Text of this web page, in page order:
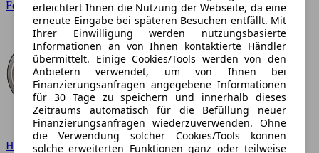
Ford
Hyundai
erleichtert Ihnen die Nutzung der Webseite, da eine
erneute Eingabe bei späteren Besuchen entfällt. Mit
Ihrer Einwilligung werden nutzungsbasierte
Informationen an von Ihnen kontaktierte Händler
übermittelt. Einige Cookies/Tools werden von den
Anbietern verwendet, um von Ihnen bei
Finanzierungsanfragen angegebene Informationen
für 30 Tage zu speichern und innerhalb dieses
Zeitraums automatisch für die Befüllung neuer
Finanzierungsanfragen wiederzuverwenden. Ohne
die Verwendung solcher Cookies/Tools können
solche erweiterten Funktionen ganz oder teilweise